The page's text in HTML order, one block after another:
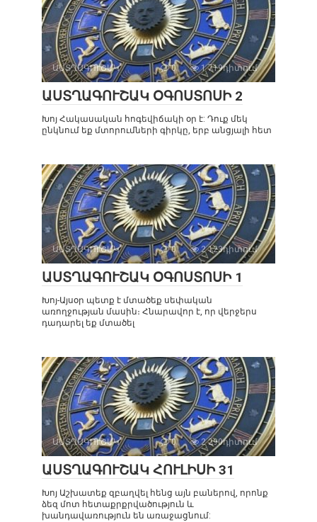
ԱՍՏՂԱԳՈՒՇԱԿ 0 1 719դիտում
ԱՍՏՂԱԳՈՒՇԱԿ ՕԳՈՍՏՈՍԻ 2
Խոյ Հակասական հոգեվիճակի օր է: Դուք մեկ
ընկնում եք մտորումների գիրկը, երբ անցյալի հետ
ԱՍՏՂԱԳՈՒՇԱԿ 0 2 123դիտում
ԱՍՏՂԱԳՈՒՇԱԿ ՕԳՈՍՏՈՍԻ 1
Խոյ-Այսօր պետք է մտածեք սեփական
առողջության մասին։ Հնարավոր է, որ վերջերս
դադարել եք մտածել
ԱՍՏՂԱԳՈՒՇԱԿ 0 2 290դիտում
ԱՍՏՂԱԳՈՒՇԱԿ ՀՈՒԼԻՍԻ 31
Խոյ Աշխատեք զբաղվել հենց այն բաներով, որոնք
ձեզ մոտ հետաքրքրվածություն և
խանդավառություն են առաջացնում: